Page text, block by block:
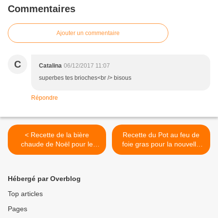
Commentaires
Ajouter un commentaire
C Catalina 06/12/2017 11:07
superbes tes brioches<br /> bisous
Répondre
< Recette de la bière
chaude de Noël pour le
Calendrier de l'Avent
Recette du Pot au feu de
foie gras pour la nouvelle
année. >
Hébergé par Overblog
Top articles
Pages